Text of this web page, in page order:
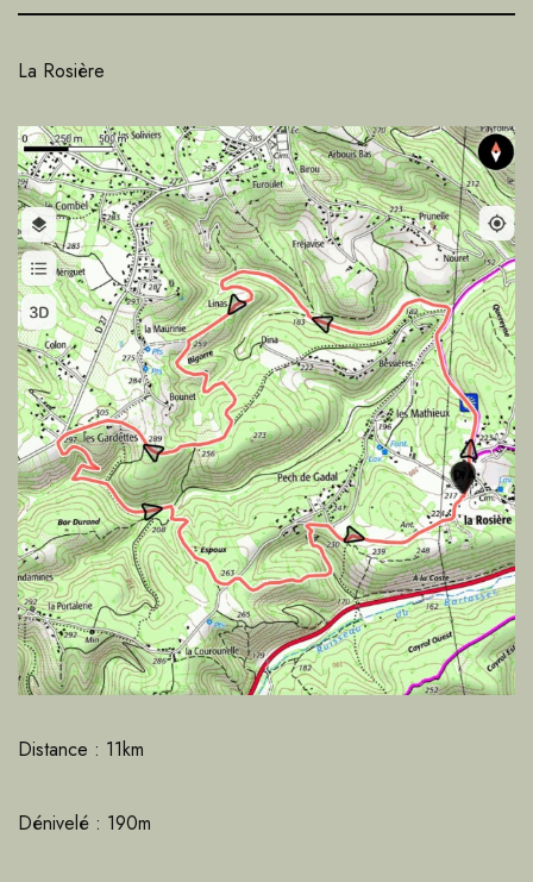
La Rosière
Distance : 11km
Dénivelé : 190m